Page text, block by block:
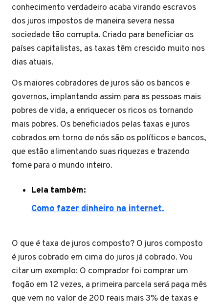
conhecimento verdadeiro acaba virando escravos
dos juros impostos de maneira severa nessa
sociedade tão corrupta. Criado para beneficiar os
países capitalistas, as taxas têm crescido muito nos
dias atuais.
Os maiores cobradores de juros são os bancos e
governos, implantando assim para as pessoas mais
pobres de vida, a enriquecer os ricos os tornando
mais pobres. Os beneficiados pelas taxas e juros
cobrados em torno de nós são os políticos e bancos,
que estão alimentando suas riquezas e trazendo
fome para o mundo inteiro.
Leia também:
Como fazer dinheiro na internet.
O que é taxa de juros composto? O juros composto
é juros cobrado em cima do juros já cobrado. Vou
citar um exemplo: O comprador foi comprar um
fogão em 12 vezes, a primeira parcela será paga mês
que vem no valor de 200 reais mais 3% de taxas e